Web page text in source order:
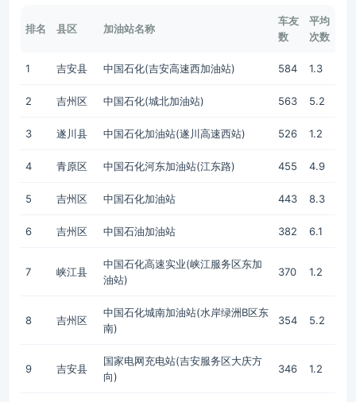
排名 县区 加油站名称
车友
数
平均
次数
1 吉安县 中国石化(吉安高速西加油站) 584 1.3
2 吉州区 中国石化(城北加油站) 563 5.2
3 遂川县 中国石化加油站(遂川高速西站) 526 1.2
4 青原区 中国石化河东加油站(江东路) 455 4.9
5 吉州区 中国石化加油站 443 8.3
6 吉州区 中国石油加油站 382 6.1
7 峡江县
中国石化高速实业(峡江服务区东加
油站)
370 1.2
8 吉州区
中国石化城南加油站(水岸绿洲B区东
南)
354 5.2
9 吉安县
国家电网充电站(吉安服务区大庆方
向)
346 1.2